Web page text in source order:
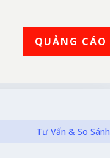
QUẢNG CÁO
Tư Vấn & So Sánh